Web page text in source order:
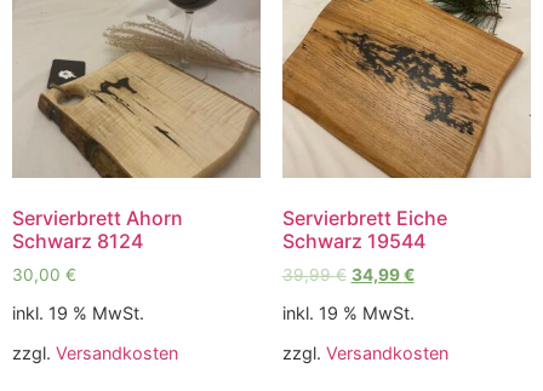
Servierbrett Ahorn
Schwarz 8124
30,00 €
inkl. 19 % MwSt.
zzgl. Versandkosten
Servierbrett Eiche
Schwarz 19544
39,99€ 34,99€
inkl. 19 % MwSt.
zzgl. Versandkosten